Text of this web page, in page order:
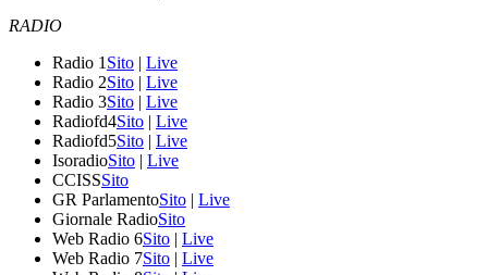
RADIO
Radio 1 Sito | Live
Radio 2Sito | Live
Radio 3Sito | Live
Radiofd4Sito | Live
Radiofd5Sito | Live
IsoradioSito | Live
CCISSSito
GR ParlamentoSito | Live
Giornale RadioSito
Web Radio 6Sito | Live
Web Radio 7Sito | Live